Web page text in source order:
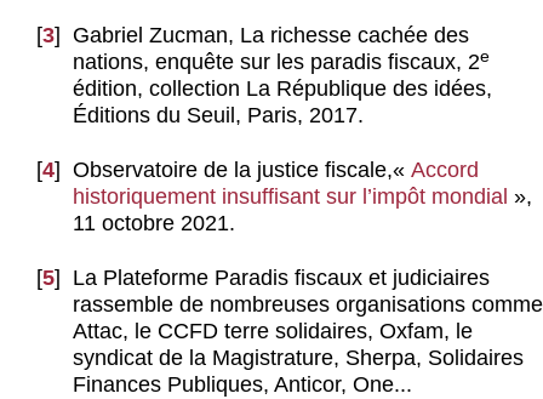
[3]
Gabriel Zucman, La richesse cachée des
nations, enquête sur les paradis fiscaux, 2e
édition, collection La République des idées,
Éditions du Seuil, Paris, 2017.
[4] Observatoire de la justice fiscale,« Accord
historiquement insuffisant sur l’impôt mondial »,
11 octobre 2021.
[5]
La Plateforme Paradis fiscaux et judiciaires
rassemble de nombreuses organisations comme
Attac, le CCFD terre solidaires, Oxfam, le
syndicat de la Magistrature, Sherpa, Solidaires
Finances Publiques, Anticor, One...